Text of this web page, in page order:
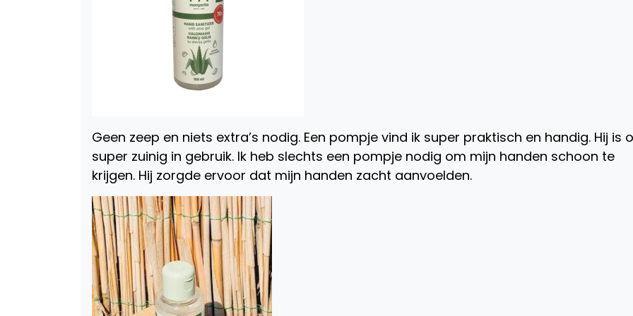
Geen zeep en niets extra’s nodig. Een pompje vind ik super praktisch en handig. Hij is
super zuinig in gebruik. Ik heb slechts een pompje nodig om mijn handen schoon te
krijgen. Hij zorgde ervoor dat mijn handen zacht aanvoelden.